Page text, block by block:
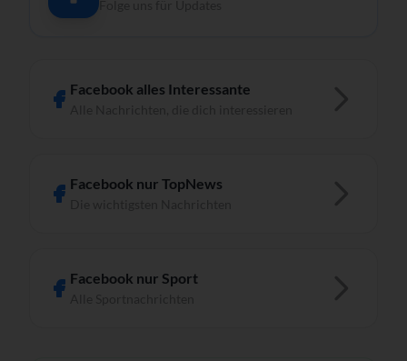
Facebook alles Interessante
Facebook nur TopNews
Facebook nur Sport